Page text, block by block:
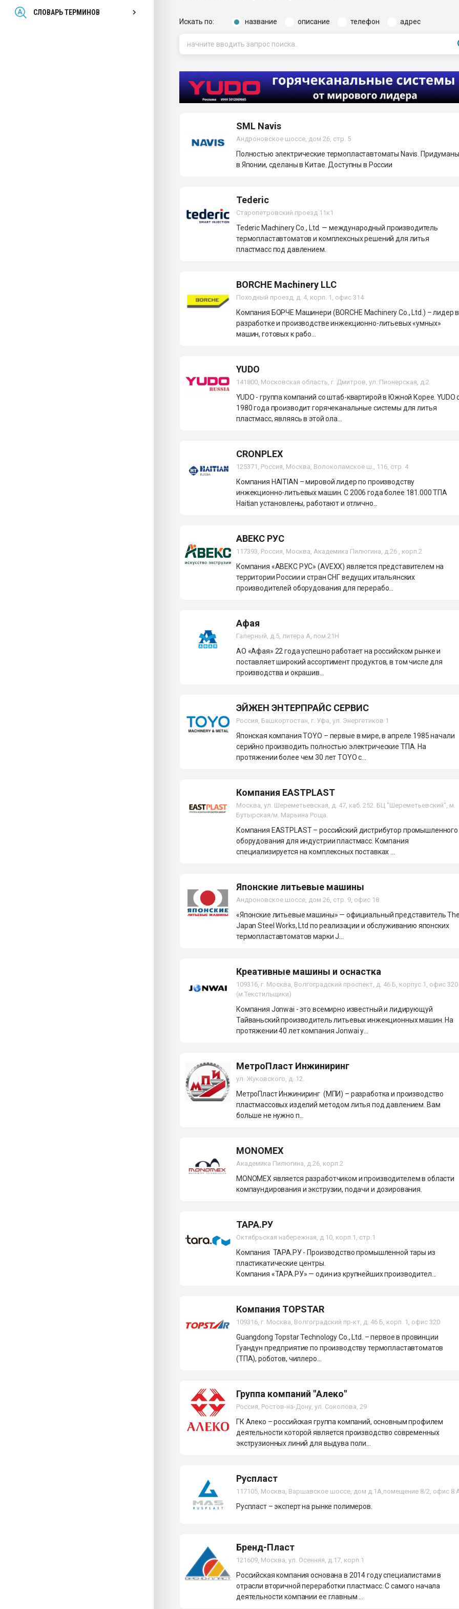
СЛОВАРЬ ТЕРМИНОВ
бутылок
ПЕРЕЙТИ НА ФОРУМ
Искать по: название описание телефон адрес
SML Navis
Андроновское шоссе, дом 26, стр. 5
Полностью электрические термопластавтоматы Navis. Придуманы
в Японии, сделаны в Китае. Доступны в России
Tederic
Старопетровский проезд 11к1
Tederic Machinery Co., Ltd. — международный производитель
термопластавтоматов и комплексных решений для литья
пластмасс под давлением.
YUDO
141800, Московская область, г. Дмитров, ул. Пионерская, д.2
YUDO - группа компаний со штаб-квартирой в Южной Корее. YUDO
1980 года производит горячеканальные системы для литья
пластмасс, являясь в этой ола...
BORCHE Machinery LLC
Походный проезд, д. 4, корп. 1, офис 314
Компания БОРЧЕ Машинери (BORCHE Machinery Co., Ltd.) – лидер в
разработке и производстве инжекционно-литьевых «умных»
машин, готовых к рабо...
CRONPLEX
125371, Россия, Москва, Волоколамское ш., 116, стр. 4
Компания HAITIAN – мировой лидер по производству
инжекционно-литьевых машин. С 2006 года более 181.000 ТПА
Haitian установлены, работают и отлично...
АВЕКС РУС
117393, Россия, Москва, Академика Пилюгина, д.26 , корп.2
Компания «АВЕКС РУС» (AVEXX) является представителем на
территории России и стран СНГ ведущих итальянских
производителей оборудования для перерабо...
Афая
Галерный, д.5, литера А, пом.21H
АО «Афая» 22 года успешно работает на российском рынке и
поставляет широкий ассортимент продуктов, в том числе для
производства и окрашив...
ЭЙЖЕН ЭНТЕРПРАЙС СЕРВИС
Россия, Башкортостан, г. Уфа, ул. Энергетиков 1
Японская компания TOYO – первые в мире, в апреле 1985 начали
серийно производить полностью электрические ТПА. На
протяжении более чем 30 лет TOYO с...
Компания EASTPLAST
Москва, ул. Шереметьевская, д. 47, каб. 252. БЦ "Шереметьевский", м.
Бутырская/м. Марьина Роща.
Компания EASTPLAST – российский дистрибутор промышленного
оборудования для индустрии пластмасс. Компания
специализируется на комплексных поставках ...
Японские литьевые машины
Андроновское шоссе, дом 26, стр. 9, офис 18
«Японские литьевые машины» — официальный представитель
Japan Steel Works, Ltd по реализации и обслуживанию японских
термопластавтоматов марки J...
Креативные машины и оснастка
109316, г. Москва, Волгоградский проспект, д. 46 Б, корпус 1, офис 320
(м.Текстильщики)
Компания Jonwai - это всемирно известный и лидирующуй
Тайваньский производитель литьевых инжекционных машин. На
протяжении 40 лет компания Jonwai у...
МетроПласт Инжиниринг
ул. Жуковского, д. 12.
МетроПласт Инжиниринг (МПИ) – разработка и производство
пластмассовых изделий методом литья под давлением. Вам
больше не нужно п...
MONOMEX
Академика Пилюгина, д.26, корп.2
MONOMEX является разработчиком и производителем в области
компаундирования и экструзии, подачи и дозирования.
ТАРА.РУ
Октябрьская набережная, д.10, корп.1, стр.1
Компания ТАРА.РУ - Производство промышленной тары из
пластикатические центры.
Компания «ТАРА.РУ» — один из крупнейших производител...
Компания TOPSTAR
109316, г. Москва, Волгоградский пр-кт, д. 46 Б, корп. 1, офис 320
Guangdong Topstar Technology Co., Ltd. – первое в провинции
Гуандун предприятие по производству термопластавтоматов
(ТПА), роботов, чиллеро...
Группа компаний "Алеко"
Россия, Ростов-на-Дону, ул. Соколова, 29
ГК Алеко – российская группа компаний, основным профилем
деятельности которой является производство современных
экструзионных линий для выдува поли...
Руспласт
117105, Москва, Варшавское шоссе, дом д.1А,помещение 8/2, офис 8
Руспласт – эксперт на рынке полимеров.
Бренд-Пласт
121609, Москва, ул. Осенняя, д.17, корп.1
Российская компания основана в 2014 году специалистами в
отрасли вторичной переработки пластмасс. С самого начала
деятельности компании ее главным ...